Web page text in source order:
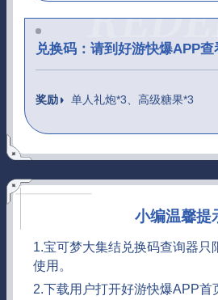
兑换码： 请到好游快爆APP查
奖励 单人礼炮*3、高级糖果*3
小编温馨提
1.宝可梦大集结兑换码查询器只
使用。
2.下载用户打开好游快爆APP